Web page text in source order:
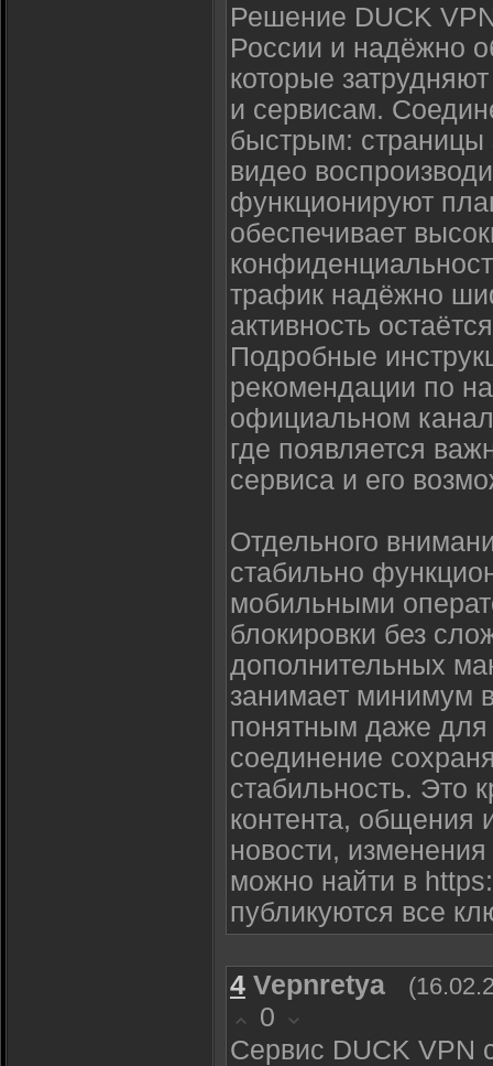
Решение DUCK
России и надёжно
которые
и сервисам.
быстрым: страницы
видео
функционируют
обеспечивает
трафик надёжно
активность
Подробные
рекомендации по
официальном
где появляется
сервиса и его
Отдельного
стабильно
мобильными
блокировки без
дополнительных
занимает минимум
понятным даже для
соединение
стабильность. Это
контента, общения
новости,
можно найти в
публикуются все
4 Vepnretya
0
Сервис DUCK VPN